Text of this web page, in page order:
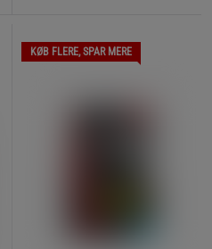
KØB FLERE, SPAR MERE